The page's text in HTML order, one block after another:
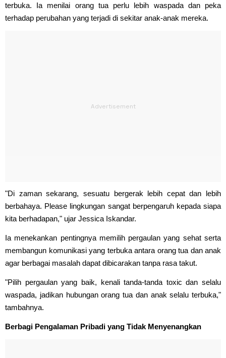
terbuka. Ia menilai orang tua perlu lebih waspada dan peka
terhadap perubahan yang terjadi di sekitar anak-anak mereka.
"Di zaman sekarang, sesuatu bergerak lebih cepat dan lebih
berbahaya. Please lingkungan sangat berpengaruh kepada siapa
kita berhadapan," ujar Jessica Iskandar.
Ia menekankan pentingnya memilih pergaulan yang sehat serta
membangun komunikasi yang terbuka antara orang tua dan anak
agar berbagai masalah dapat dibicarakan tanpa rasa takut.
"Pilih pergaulan yang baik, kenali tanda-tanda toxic dan selalu
waspada, jadikan hubungan orang tua dan anak selalu terbuka,"
tambahnya.
Berbagi Pengalaman Pribadi yang Tidak Menyenangkan